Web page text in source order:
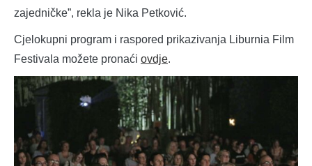
zajedničke”, rekla je Nika Petković.
Cjelokupni program i raspored prikazivanja Liburnia Film
Festivala možete pronaći ovdje.